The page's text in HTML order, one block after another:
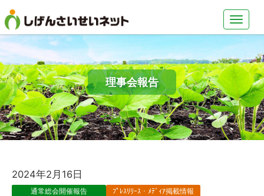
理事会報告
2024年2月16日
通常総会開催報告
ﾌﾟﾚｽﾘﾘｰｽ・ﾒﾃﾞｨｱ掲載情報